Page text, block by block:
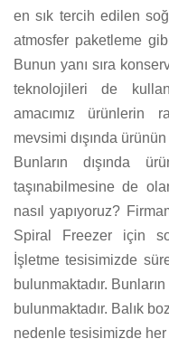
en sık tercih edilen
atmosfer paketleme
Bunun yanı sıra
teknolojileri de
amacımız ürünlerin
mevsimi dışında
Bunların dışında
taşınabilmesine de
nasıl yapıyoruz?
Spiral Freezer için
İşletme tesisimizde
bulunmaktadır.
bulunmaktadır. Balık
nedenle tesisimizde her